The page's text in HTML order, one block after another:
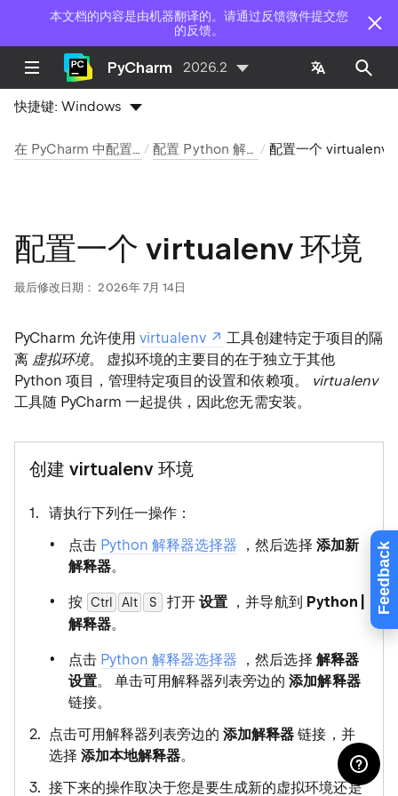
本文档的内容是由机器翻译的。请通过反馈微件提交您
的反馈。
Feedback
PyCharm 2026.2
快捷键:Windows
在 PyCharm 中配置项目 配置 Python 解释器
配置一个 virtualenv 环境
最后修改日期： 2026年 7月 14日
PyCharm 允许使用virtualenv
工具创建特定于项目的隔
离 虚拟环境。 虚拟环境的主要目的在于独立于其他
Python 项目，管理特定项目的设置和依赖项。
virtualenv
工具随 PyCharm 一起提供，因此您无需安装。
创建 virtualenv 环境
请执行下列任一操作：
点击 Python 解释器选择器 ，然后选择 添加新
解释器。
按 Ctrl Alt 0
S 打开设置 ，并导航到 Python |
解释器。
点击 Python 解释器选择器 ，然后选择 解释器
设置。 单击可用解释器列表旁边的添加解释器
链接。
点击可用解释器列表旁边的添加解释器 链接，并
选择添加本地解释器。
接下来的操作取决于您是要生成新的虚拟环境还是